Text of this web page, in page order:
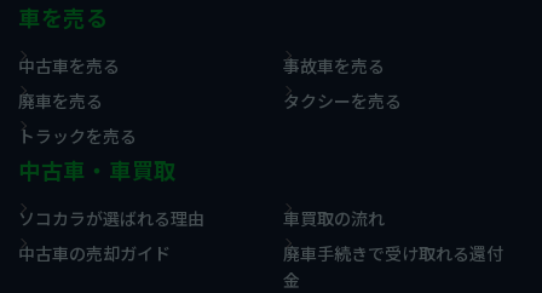
車を売る
中古車を売る
事故車を売る
廃車を売る
タクシーを売る
トラックを売る
中古車・車買取
ソコカラが選ばれる理由
車買取の流れ
中古車の売却ガイド
廃車手続きで受け取れる還付
金